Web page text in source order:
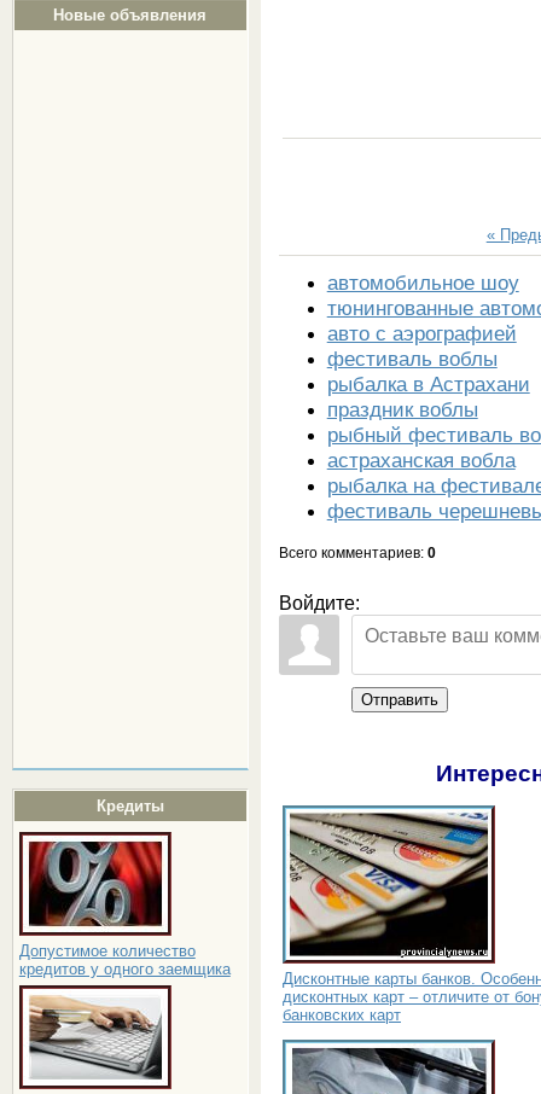
Новые объявления
Кредиты
Допустимое количество
кредитов у одного заемщика
«
автомобильное шоу
тюнингованные
авто с аэрографией
фестиваль воблы
рыбалка в Астрахани
праздник воблы
рыбный фестиваль
астраханская вобла
рыбалка на
фестиваль
Всего комментариев: 0
Войдите:
Отправить
Дисконтные карты банков.
дисконтных карт – отличите от
банковских карт